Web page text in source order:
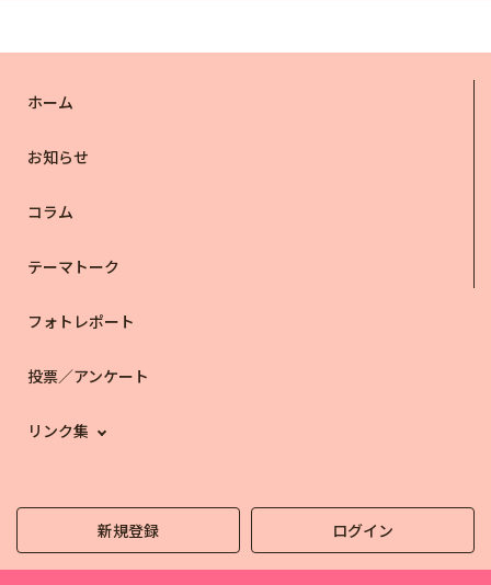
ホーム
お知らせ
コラム
テーマトーク
フォトレポート
投票／アンケート
リンク集
新規登録 ログイン